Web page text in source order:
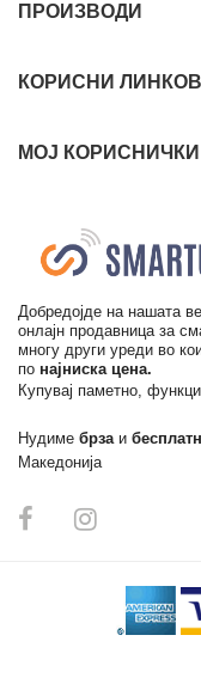
ПРОИЗВОДИ
КОРИСНИ
МОЈ
Добредојде на нашата
онлајн продавница за
многу други уреди во
по најниска цена.
Купувај паметно,
Нудиме брзаи
Македонија